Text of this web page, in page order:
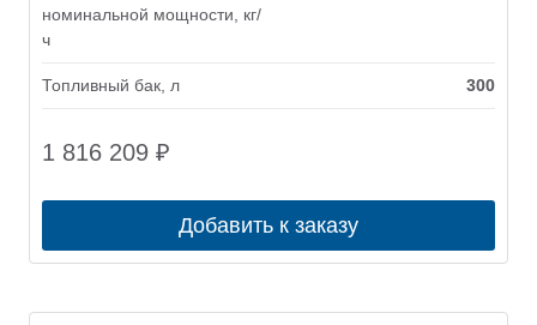
номинальной мощности, кг/
ч
Топливный бак, л 300
1 816 209 ₽
Добавить к заказу